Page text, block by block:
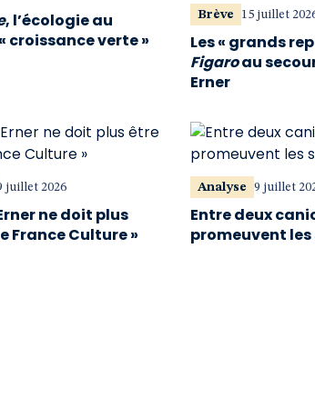
, l’écologie au
croissance verte »
Brève 15 juillet
Les « grands
Figaroau
Erner
juillet 2026
ne doit plus
France Culture »
Analyse 9 juillet
Entre deux
promeuvent